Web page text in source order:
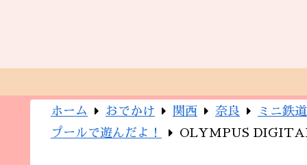
ホーム おでかけ 関西 奈良
ミニ鉄
プールで遊んだよ！
OLYMPUS